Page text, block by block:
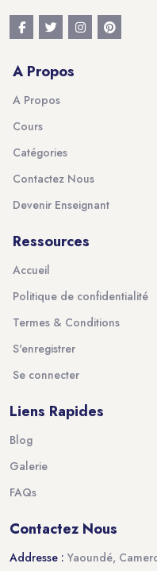
A Propos
A Propos
Cours
Catégories
Contactez Nous
Devenir Enseignant
Ressources
Accueil
Politique de confidentialité
Termes & Conditions
S'enregistrer
Se connecter
Liens Rapides
Blog
Galerie
FAQs
Contactez Nous
Addresse : Yaoundé,